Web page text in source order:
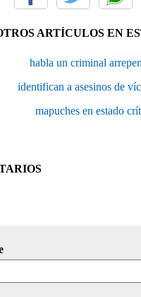
ARTÍCULOS EN
habla un criminal
identifican a asesinos de
mapuches en estado